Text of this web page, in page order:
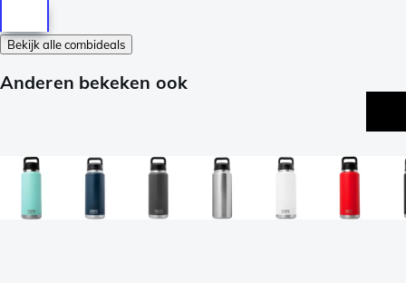
Bekijk alle combideals
Anderen bekeken ook